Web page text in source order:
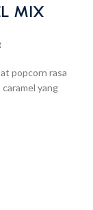
MIX
popcorn rasa
yang